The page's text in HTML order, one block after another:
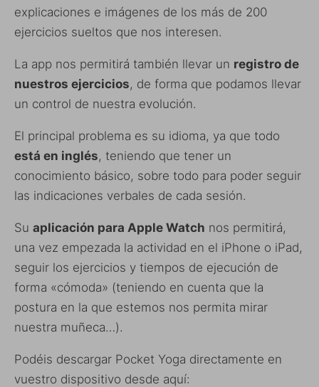
explicaciones e imágenes de los más de 200
ejercicios sueltos que nos interesen.
La app nos permitirá también llevar un registro de
nuestros ejercicios, de forma que podamos llevar
un control de nuestra evolución.
El principal problema es su idioma, ya que todo
está en inglés, teniendo que tener un
conocimiento básico, sobre todo para poder seguir
las indicaciones verbales de cada sesión.
Su aplicación para Apple Watch nos permitirá,
una vez empezada la actividad en el iPhone o iPad,
seguir los ejercicios y tiempos de ejecución de
forma «cómoda» (teniendo en cuenta que la
postura en la que estemos nos permita mirar
nuestra muñeca…).
Podéis descargar Pocket Yoga directamente en
vuestro dispositivo desde aquí: